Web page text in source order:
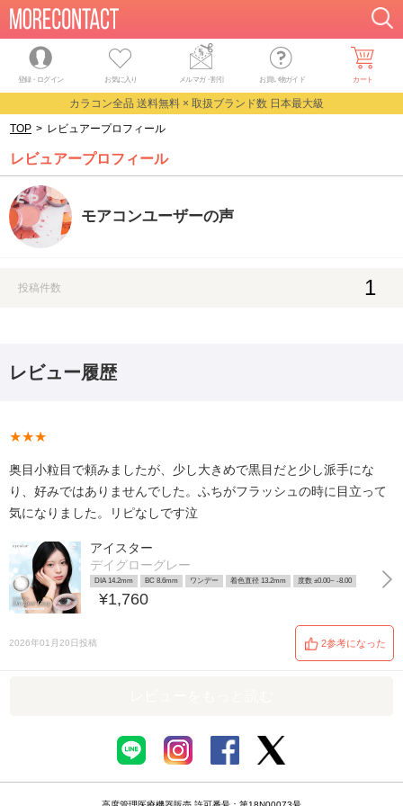
登録・ログイン お気に入り メルマガ・割引 お買い物ガイド カート
カラコン全品 送料無料 × 取扱ブランド数 日本最大級
TOP > レビュアープロフィール
レビュアープロフィール
モアコンユーザーの声
投稿件数 1
レビュー履歴
★★★
奥目小粒目で頼みましたが、少し大きめで黒目だと少し派手にな
り、好みではありませんでした。ふちがフラッシュの時に目立って
気になりました。リピなしです泣
アイスター
デイグローグレー
DIA 14.2mm BC 8.6mm ワンデー 着色直径 13.2mm 度数 ±0.00~ -8.00
¥1,760
2026年01月20日投稿 2参考になった